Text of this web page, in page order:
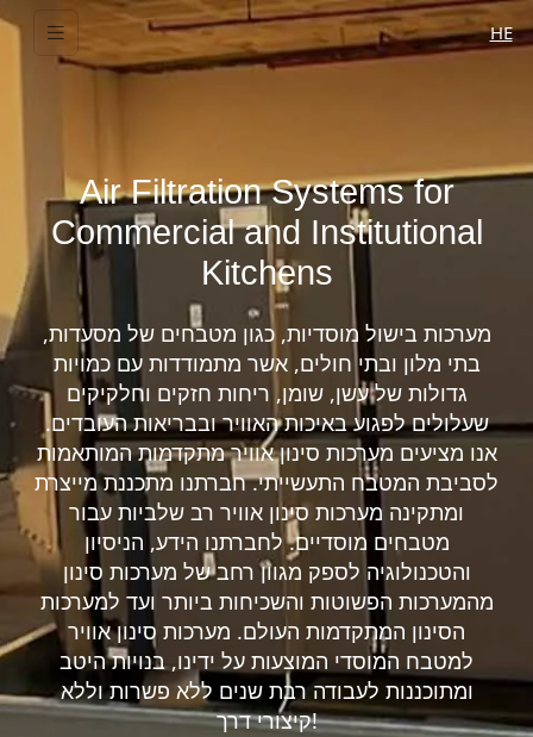
HE
Air Filtration Systems for
Commercial and Institutional
Kitchens
מערכות בישול מוסדיות, כגון מטבחים של מסעדות,
בתי מלון ובתי חולים, אשר מתמודדות עם כמויות
גדולות של עשן, שומן, ריחות חזקים וחלקיקים
שעלולים לפגוע באיכות האוויר ובבריאות העובדים.
אנו מציעים מערכות סינון אוויר מתקדמות המותאמות
לסביבת המטבח התעשייתי. חברתנו מתכננת מייצרת
ומתקינה מערכות סינון אוויר רב שלביות עבור
מטבחים מוסדיים. לחברתנו הידע, הניסיון
והטכנולוגיה לספק מגוון רחב של מערכות סינון
מהמערכות הפשוטות והשכיחות ביותר ועד למערכות
הסינון המתקדמות העולם. מערכות סינון אוויר
למטבח המוסדי המוצעות על ידינו, בנויות היטב
ומתוכננות לעבודה רבת שנים ללא פשרות וללא
קיצורי דרך!